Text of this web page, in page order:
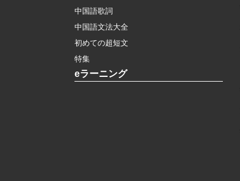
中国語歌詞
中国語文法大全
初めての超短文
特集
eラーニング